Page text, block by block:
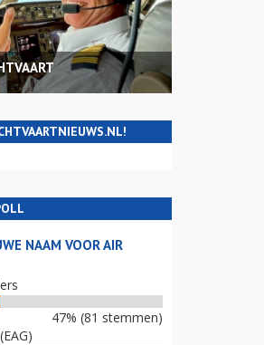
NAAM VOOR AIR
47% (81 stemmen)